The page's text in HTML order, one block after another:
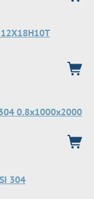
0.8х1000х2000
304